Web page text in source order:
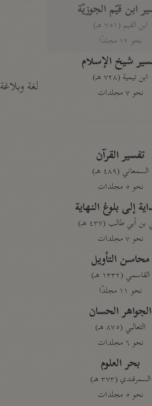
ابن قيّم الجوزيّة
ابن القيم (٧٥١ هـ)
نحو ١٢ مجلدًا
شيخ الإسلام
ابن تيمية (٧٢٨ هـ)
نحو ٧ مجلدات
تفسير القرآن
السمعاني (٤٨٩ هـ)
نحو ٥ مجلدات
إلى بلوغ النهاية
أبي طالب (٤٣٧ هـ)
نحو ٧ مجلدات
محاسن التأويل
القاسمي (١٣٣٢ هـ)
نحو ١١ مجلدًا
الجواهر الحسان
الثعالبي (٨٧٥ هـ)
نحو ٦ مجلدات
بحر العلوم
السمرقندي (٣٧٣ هـ)
نحو ٥ مجلدات
لغة وبلاغة